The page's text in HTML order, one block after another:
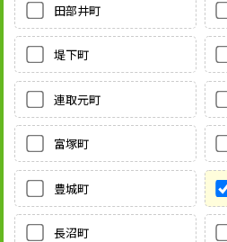
田部井町
堤下町
連取元町
富塚町
豊城町
長沼町